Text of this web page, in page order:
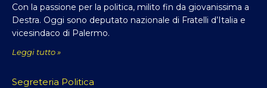
Con la passione per la politica, milito fin da giovanissima a
Destra. Oggi sono deputato nazionale di Fratelli d’Italia e
vicesindaco di Palermo.
Leggi tutto »
Segreteria Politica